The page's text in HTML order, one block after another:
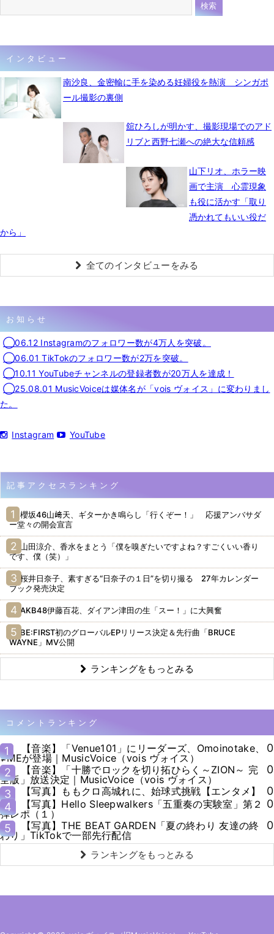
インタビュー
南沙良、金密輸に手を染める妊婦役を熱演 シンガポ
ール撮影の裏側
舘ひろしが明かす、撮影現場でのアド
リブと西野七瀬への絶大な信頼感
山下リオ、ホラー映
画で主演 心霊現象
も役に活かす「取り
憑かれてもいい役だ
から」
全てのインタビューをみる
お知らせ
◯06.12 Instagramのフォロワー数が4万人を突破。
◯06.01 TikTokのフォロワー数が2万を突破。
◯10.11 YouTubeチャンネルの登録者数が20万人を達成！
◯25.08.01 MusicVoiceは媒体名が「vois ヴォイス」に変わりまし
た。
Instagram YouTube
記事アクセスランキング
櫻坂46山﨑天、ギターかき鳴らし「行くぞー！」 応援アンバサダ
ー堂々の開会宣言
山田涼介、香水をまとう「僕を嗅ぎたいですよね？すごくいい香り
です、僕（笑）」
桜井日奈子、素すぎる“日奈子の１日”を切り撮る 27年カレンダー
ブック発売決定
AKB48伊藤百花、ダイアン津田の生「スー！」に大興奮
BE:FIRST初のグローバルEPリリース決定＆先行曲「BRUCE
WAYNE」MV公開
ランキングをもっとみる
コメントランキング
1
【音楽】「Venue101」にリーダーズ、Omoinotake、
≠MEが登場｜MusicVoice（vois ヴォイス）
0
2
【音楽】「十勝でロックを切り拓ひらく～ZION～ 完
全版」放送決定｜MusicVoice（vois ヴォイス）
0
3
【写真】ももクロ高城れに、始球式挑戦【エンタメ】
0
4
【写真】Hello Sleepwalkers「五重奏の実験室」第２
弾レポ（１）
0
5
【写真】THE BEAT GARDEN「夏の終わり 友達の終
わり」TikTokで一部先行配信
0
ランキングをもっとみる